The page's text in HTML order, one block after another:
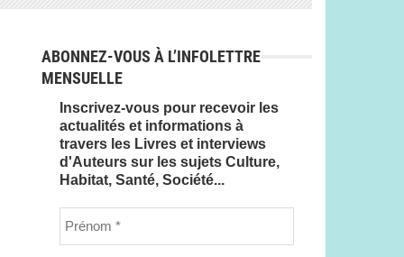
ABONNEZ-VOUS À L’INFOLETTRE
MENSUELLE
Inscrivez-vous pour recevoir les
actualités et informations à
travers les Livres et interviews
d'Auteurs sur les sujets Culture,
Habitat, Santé, Société...